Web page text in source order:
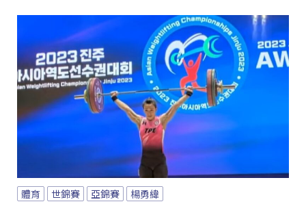
體育 世錦賽 亞錦賽 楊勇緯